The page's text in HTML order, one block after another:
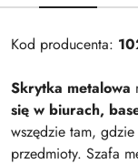
Kod producenta:
Skrytka metalowa
się w biurach,
wszędzie tam,
przedmioty. Szafa